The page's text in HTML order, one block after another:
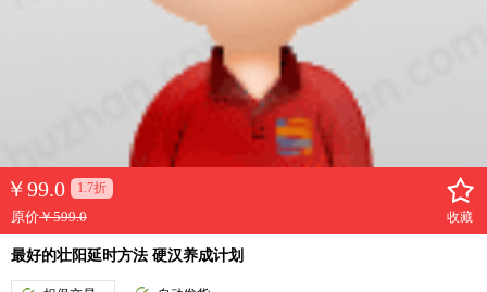
￥99.0 1.7折
原价￥599.0 收藏
最好的壮阳延时方法 硬汉养成计划